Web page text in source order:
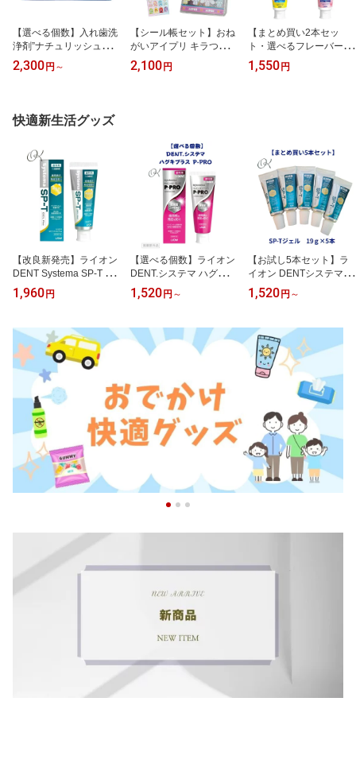
【選べる個数】入れ歯洗
浄剤”ナチュリッシュ（3
g×30包）入れ歯洗浄剤
旧入れ歯爽快 部分入れ歯
2,300円 ～
【シール帳セット】おね
がいアイプリ キラつやシ
ール(461550001)+おね
がいアイプリ シール帳(2
2,100円
【まとめ買い2本セッ
ト・選べるフレーバー】
ライオン チェックアップ
ジェル 60g（バナナ 500
予防 むし歯 LION 歯科専
売 リニューアル 予防 乳
1,550円
快適新生活グッズ
【改良新発売】ライオン
DENT Systema SP-T ジ
ェル Plus 85g 1450ppm
歯科専売 歯磨き粉 虫歯
外品 はみがき ホームケ
ア
1,960円
【選べる個数】ライオン
DENT.システマ ハグキプ
ラス P-PRO フッ化ナト
リウム(1450ppmF) Syste
周病 予防 医薬部外品 LIO
N 歯科専売 ホームケア
1,520円 ～
【お試し5本セット】ラ
イオン DENTシステマSP
-Tジェル19g×5本 LION 1
9g お試し 試供品 歯みが
利 SPT 旅行 職場 歯科医
院専売 歯周病予防 無研
磨 携帯 まとめ買い
1,520円 ～